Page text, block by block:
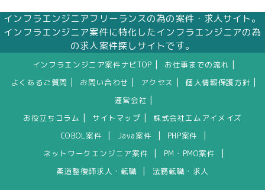
インフラエンジニアフリーランスの為の案件・求人サイト。
インフラエンジニア案件に特化したインフラエンジニアの為
の求人案件探しサイトです。
インフラエンジニア案件ナビTOP お仕事までの流れ
よくあるご質問 お問い合わせ アクセス 個人情報保護方針
運営会社
お役立ちコラム サイトマップ
株式会社エムアイメイズ
COBOL案件
Java案件 PHP案件
ネットワークエンジニア案件 PM・PMO案件
柔道整復師求人・転職 法務転職・求人